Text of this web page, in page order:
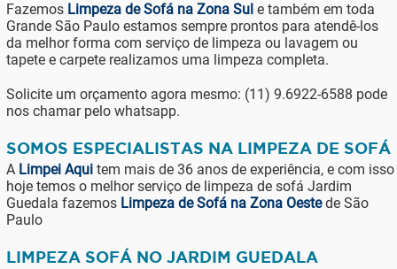
Fazemos Limpeza de Sofá na Zona Sule também em toda
Grande São Paulo estamos sempre prontos para atendê-los
da melhor forma com serviço de limpeza ou lavagem ou
tapete e carpete realizamos uma limpeza completa.
Solicite um orçamento agora mesmo: (11) 9.6922-6588 pode
nos chamar pelo whatsapp.
SOMOS ESPECIALISTAS NA LIMPEZA DE SOFÁ
A Limpei Aquitem mais de 36 anos de experiência, e com isso
hoje temos o melhor serviço de limpeza de sofá Jardim
Guedala fazemos Limpeza de Sofá na Zona Oestede São
Paulo
LIMPEZA SOFÁ NO JARDIM GUEDALA